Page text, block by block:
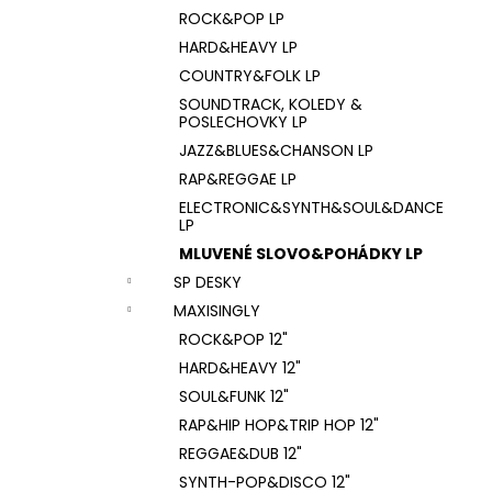
ROCK&POP LP
HARD&HEAVY LP
COUNTRY&FOLK LP
SOUNDTRACK, KOLEDY &
POSLECHOVKY LP
JAZZ&BLUES&CHANSON LP
RAP&REGGAE LP
ELECTRONIC&SYNTH&SOUL&DANCE
LP
MLUVENÉ SLOVO&POHÁDKY LP
SP DESKY
MAXISINGLY
ROCK&POP 12"
HARD&HEAVY 12"
SOUL&FUNK 12"
RAP&HIP HOP&TRIP HOP 12"
REGGAE&DUB 12"
SYNTH-POP&DISCO 12"